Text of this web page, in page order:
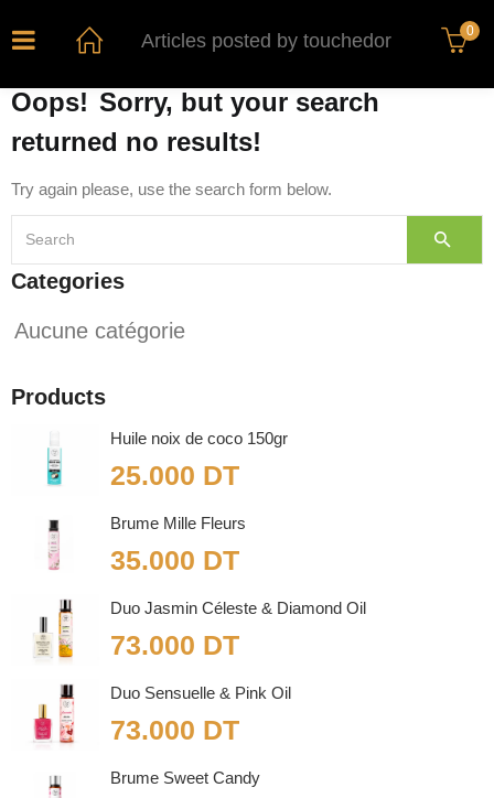
Articles posted by touchedor 0
Oops! Sorry, but your search
returned no results!
Try again please, use the search form below.
Categories
Aucune catégorie
Products
Huile noix de coco 150gr
25.000 DT
Brume Mille Fleurs
35.000 DT
Duo Jasmin Céleste & Diamond Oil
73.000 DT
Duo Sensuelle & Pink Oil
73.000 DT
Brume Sweet Candy